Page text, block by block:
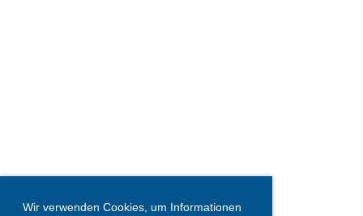
Wir verwenden Cookies, um Informationen